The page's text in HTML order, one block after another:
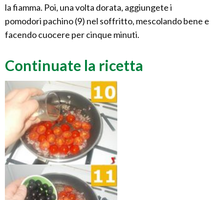
la fiamma. Poi, una volta dorata, aggiungete i
pomodori pachino (9) nel soffritto, mescolando bene e
facendo cuocere per cinque minuti.
Continuate la ricetta